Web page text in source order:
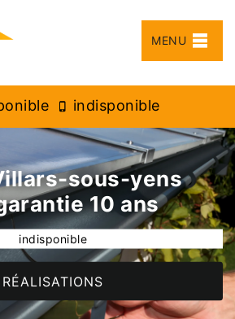
MENU
indisponible
sous-yens
10 ans
indisponible
RÉALISATIONS